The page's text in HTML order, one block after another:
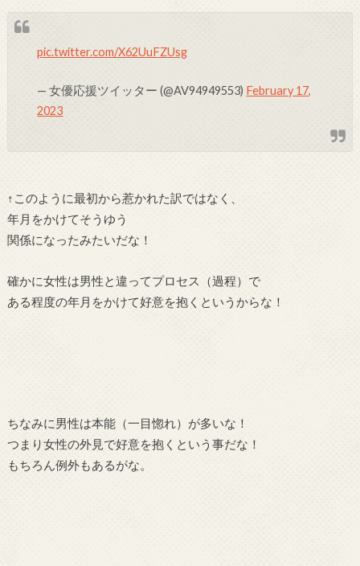
pic.twitter.com/X62UuFZUsg
— 女優応援ツイッター (@AV94949553) February 17,
2023
↑このように最初から惹かれた訳ではなく、
年月をかけてそうゆう
関係になったみたいだな！
確かに女性は男性と違ってプロセス（過程）で
ある程度の年月をかけて好意を抱くというからな！
ちなみに男性は本能（一目惚れ）が多いな！
つまり女性の外見で好意を抱くという事だな！
もちろん例外もあるがな。